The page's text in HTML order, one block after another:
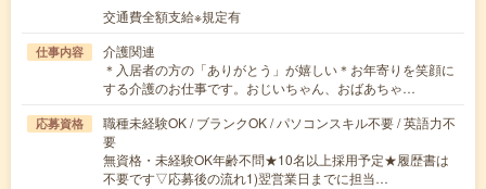
交通費全額支給※規定有
仕事内容
介護関連
＊入居者の方の「ありがとう」が嬉しい＊お年寄りを笑顔に
する介護のお仕事です。おじいちゃん、おばあちゃ…
応募資格
職種未経験OK / ブランクOK / パソコンスキル不要 / 英語力不
要
無資格・未経験OK年齢不問★10名以上採用予定★履歴書は
不要です▽応募後の流れ1)翌営業日までに担当…